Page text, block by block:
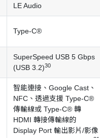
LE Audio
Type-C®
SuperSpeed USB 5 Gbps
(USB 3.2)30
智能連接、Google Cast、
NFC、透過支援 Type-C®
傳輸線或 Type-C® 轉
HDMI 轉接傳輸線的
Display Port 輸出影片/影像